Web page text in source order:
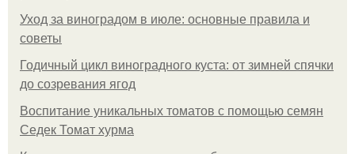
Уход за виноградом в июле: основные правила и
советы
Годичный цикл виноградного куста: от зимней спячки
до созревания ягод
Воспитание уникальных томатов с помощью семян
Седек Томат хурма